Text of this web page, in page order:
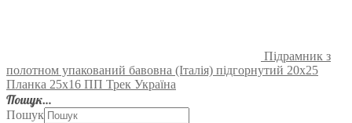
Підрамник з
полотном упакований бавовна (Італія) підгорнутий 20х25
Планка 25х16 ПП Трек Україна
Пошук…
Пошук